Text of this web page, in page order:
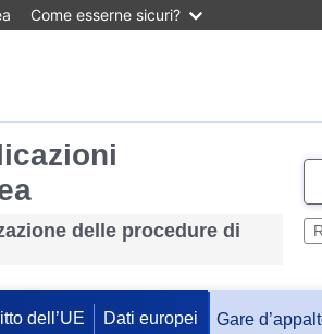
Come esserne sicuri?
delle procedure di
e
t
dell’UE Dati europei Gare